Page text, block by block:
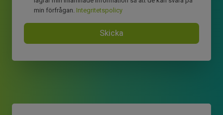
min förfrågan. Integritetspolicy
Skicka